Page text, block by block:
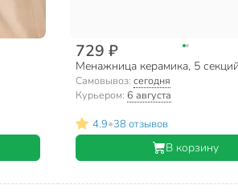
729 ₽
Менажница керамика, 5
Самовывоз: сегодня
Курьером: 6 августа
4.9•38 отзывов
В корзину